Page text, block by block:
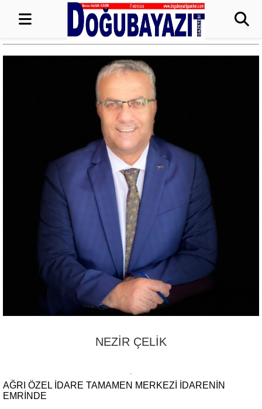
NEZİR ÇELİK
AĞRI ÖZEL İDARE TAMAMEN MERKEZİ İDARENİN
EMRİNDE